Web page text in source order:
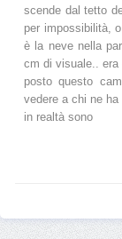
scende dal tetto
per impossibilità,
è la neve nella
cm di visuale.. era
posto questo
vedere a chi ne
in realtà sono